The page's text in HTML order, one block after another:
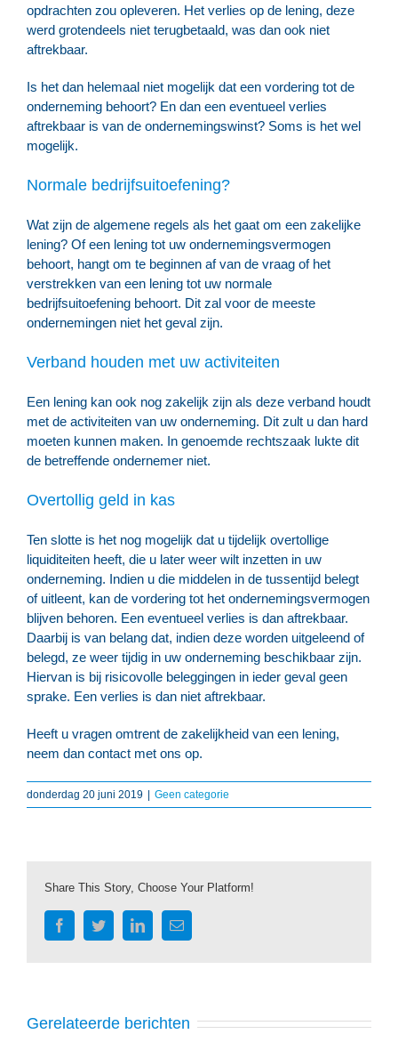
opdrachten zou opleveren. Het verlies op de lening, deze
werd grotendeels niet terugbetaald, was dan ook niet
aftrekbaar.
Is het dan helemaal niet mogelijk dat een vordering tot de
onderneming behoort? En dan een eventueel verlies
aftrekbaar is van de ondernemingswinst? Soms is het wel
mogelijk.
Normale bedrijfsuitoefening?
Wat zijn de algemene regels als het gaat om een zakelijke
lening? Of een lening tot uw ondernemingsvermogen
behoort, hangt om te beginnen af van de vraag of het
verstrekken van een lening tot uw normale
bedrijfsuitoefening behoort. Dit zal voor de meeste
ondernemingen niet het geval zijn.
Verband houden met uw activiteiten
Een lening kan ook nog zakelijk zijn als deze verband houdt
met de activiteiten van uw onderneming. Dit zult u dan hard
moeten kunnen maken. In genoemde rechtszaak lukte dit
de betreffende ondernemer niet.
Overtollig geld in kas
Ten slotte is het nog mogelijk dat u tijdelijk overtollige
liquiditeiten heeft, die u later weer wilt inzetten in uw
onderneming. Indien u die middelen in de tussentijd belegt
of uitleent, kan de vordering tot het ondernemingsvermogen
blijven behoren. Een eventueel verlies is dan aftrekbaar.
Daarbij is van belang dat, indien deze worden uitgeleend of
belegd, ze weer tijdig in uw onderneming beschikbaar zijn.
Hiervan is bij risicovolle beleggingen in ieder geval geen
sprake. Een verlies is dan niet aftrekbaar.
Heeft u vragen omtrent de zakelijkheid van een lening,
neem dan contact met ons op.
donderdag 20 juni 2019 | Geen categorie
Share This Story, Choose Your Platform!
FacebookTwitterLinkedIn
E-
mail
Gerelateerde berichten